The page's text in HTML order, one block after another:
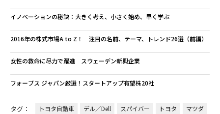
イノベーションの秘訣：大きく考え、小さく始め、早く学ぶ
2016年の株式市場A to Z！ 注目の名前、テーマ、トレンド26選（前編）
女性の救命に尽力で躍進 スウェーデン新興企業
フォーブス ジャパン厳選！スタートアップ有望株20社
タグ： トヨタ自動車 デル／Dell スパイバー トヨタ マツダ